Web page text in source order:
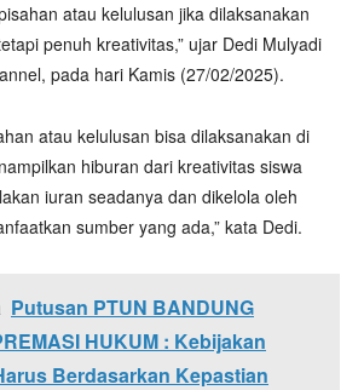
atau kelulusan jika dilaksanakan
penuh kreativitas,” ujar Dedi Mulyadi
pada hari Kamis (27/02/2025).
atau kelulusan bisa dilaksanakan di
hiburan dari kreativitas siswa
iuran seadanya dan dikelola oleh
sumber yang ada,” kata Dedi.
Putusan PTUN BANDUNG
HUKUM : Kebijakan
Berdasarkan Kepastian